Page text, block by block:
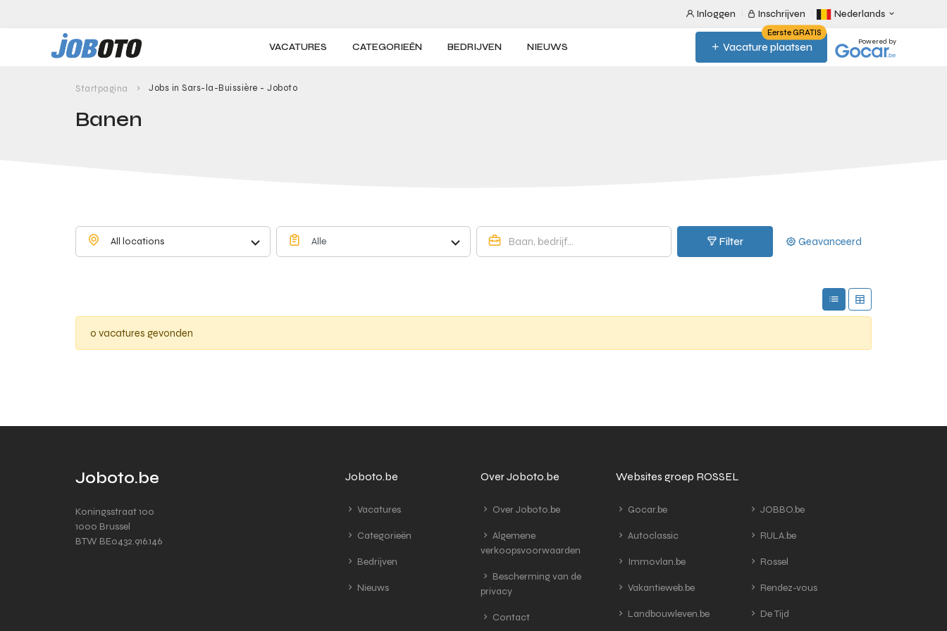
Inloggen Inschrijven Nederlands
VACATURES CATEGORIEËN BEDRIJVEN NIEUWS Vacature plaatsen
Eerste GRATIS
Powered by
Startpagina Jobs in Sars-la-Buissière - Joboto
Banen
All locations Alle Filter Geavanceerd
0 vacatures gevonden
Joboto.be
Koningsstraat 100
1000 Brussel
BTW BE0432.916.146
Joboto.be
Vacatures
Categorieën
Bedrijven
Nieuws
Over Joboto.be
Over Joboto.be
Algemene
verkoopsvoorwaarden
Bescherming van de
privacy
Contact
Websites groep ROSSEL
Gocar.be
Autoclassic
Immovlan.be
Vakantieweb.be
Landbouwleven.be
JOBBO.be
RULA.be
Rossel
Rendez-vous
De Tijd